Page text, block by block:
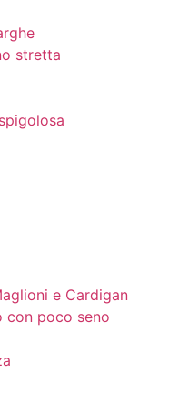
stretta
e Cardigan
con poco seno